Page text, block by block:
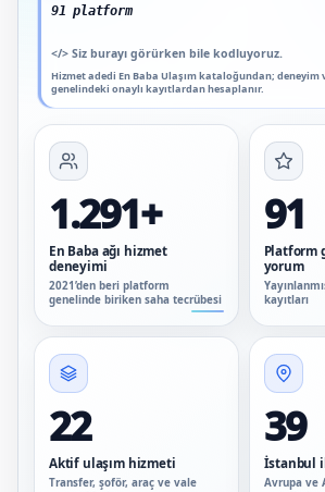
91 platform genelinde onaylı yo
</> Siz burayı görürken bile kodluyoruz.
Hizmet adedi En Baba Ulaşım kataloğundan;
genelindeki onaylı kayıtlardan hesaplanır.
1.291+
En Baba ağı hizmet
deneyimi
2021’den beri platform
genelinde biriken saha tecrübesi
91
Platform
yorum
kayıtları
22
Aktif ulaşım hizmeti
Transfer, şoför, araç ve vale
39
İstanbul
Avrupa ve